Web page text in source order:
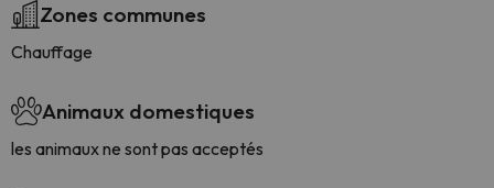
Zones communes
Chauffage
Animaux domestiques
les animaux ne sont pas acceptés